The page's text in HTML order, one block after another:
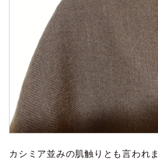
カシミア並みの肌触りとも言われ